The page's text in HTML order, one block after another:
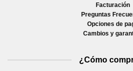
Facturación
Preguntas
Opciones de
Cambios y
¿Cómo